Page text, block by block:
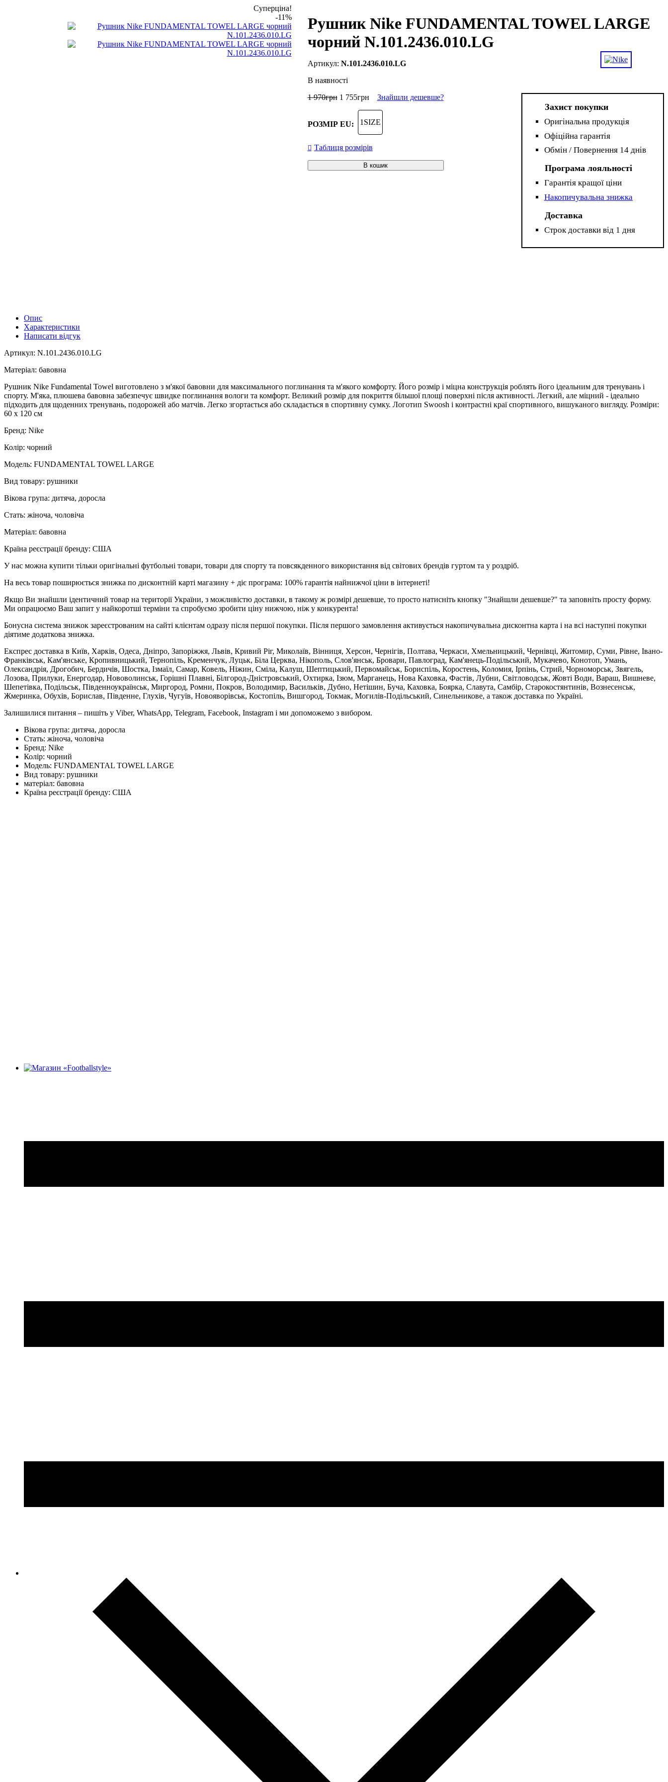
Суперціна!
-11%
Рушник Nike FUNDAMENTAL TOWEL LARGE
чорний N.101.2436.010.LG
N.101.2436.010.LG
В наявності
1 970грн 1 755грн Знайшли дешевше?
РОЗМІР EU: 1SIZE
Таблиця розмірів
В кошик
Захист покупки
Оригінальна продукція
Офіційна гарантія
Обмін / Повернення 14 днів
Програма лояльності
Гарантія кращої ціни
Накопичувальна знижка
Доставка
Строк доставки від 1 дня
Опис
Характеристики
Написати відгук
Артикул: N.101.2436.010.LG
Матеріал: бавовна
Рушник Nike Fundamental Towel виготовлено з м'якої бавовни для максимального поглинання та м'якого комфорту. Його розмір і міцна конструкція роблять його ідеальним для тренувань і
спорту. М'яка, плюшева бавовна забезпечує швидке поглинання вологи та комфорт. Великий розмір для покриття більшої площі поверхні після активності. Легкий, але міцний - ідеально
підходить для щоденних тренувань, подорожей або матчів. Легко згортається або складається в спортивну сумку. Логотип Swoosh і контрастні краї спортивного, вишуканого вигляду. Розміри:
60 х 120 см
Бренд: Nike
Колір: чорний
Модель: FUNDAMENTAL TOWEL LARGE
Вид товару: рушники
Вікова група: дитяча, доросла
Стать: жіноча, чоловіча
Матеріал: бавовна
Країна реєстрації бренду: США
У нас можна купити тільки оригінальні футбольні товари, товари для спорту та повсякденного використання від світових брендів гуртом та у роздріб.
На весь товар поширюється знижка по дисконтній карті магазину + діє програма: 100% гарантія найнижчої ціни в інтернеті!
Якщо Ви знайшли ідентичний товар на території України, з можливістю доставки, в такому ж розмірі дешевше, то просто натисніть кнопку "Знайшли дешевше?" та заповніть просту форму.
Ми опрацюємо Ваш запит у найкоротші терміни та спробуємо зробити ціну нижчою, ніж у конкурента!
Бонусна система знижок зареєстрованим на сайті клієнтам одразу після першої покупки. Після першого замовлення активується накопичувальна дисконтна карта і на всі наступні покупки
діятиме додаткова знижка.
Експрес доставка в Київ, Харків, Одеса, Дніпро, Запоріжжя, Львів, Кривий Ріг, Миколаїв, Вінниця, Херсон, Чернігів, Полтава, Черкаси, Хмельницький, Чернівці, Житомир, Суми, Рівне, Івано-
Франківськ, Кам'янське, Кропивницький, Тернопіль, Кременчук, Луцьк, Біла Церква, Нікополь, Слов'янськ, Бровари, Павлоград, Кам'янець-Подільський, Мукачево, Конотоп, Умань,
Олександрія, Дрогобич, Бердичів, Шостка, Ізмаїл, Самар, Ковель, Ніжин, Сміла, Калуш, Шептицький, Первомайськ, Бориспіль, Коростень, Коломия, Ірпінь, Стрий, Чорноморськ, Звягель,
Лозова, Прилуки, Енергодар, Нововолинськ, Горішні Плавні, Білгород-Дністровський, Охтирка, Ізюм, Марганець, Нова Каховка, Фастів, Лубни, Світловодськ, Жовті Води, Вараш, Вишневе,
Шепетівка, Подільськ, Південноукраїнськ, Миргород, Ромни, Покров, Володимир, Васильків, Дубно, Нетішин, Буча, Каховка, Боярка, Славута, Самбір, Старокостянтинів, Вознесенськ,
Жмеринка, Обухів, Борислав, Південне, Глухів, Чугуїв, Новояворівськ, Костопіль, Вишгород, Токмак, Могилів-Подільський, Синельникове, а також доставка по Україні.
Залишилися питання – пишіть у Viber, WhatsApp, Telegram, Facebook, Instagram і ми допоможемо з вибором.
Вікова група: дитяча, доросла
Стать: жіноча, чоловіча
Бренд: Nike
Колір: чорний
Модель: FUNDAMENTAL TOWEL LARGE
Вид товару: рушники
матеріал: бавовна
Країна реєстрації бренду: США